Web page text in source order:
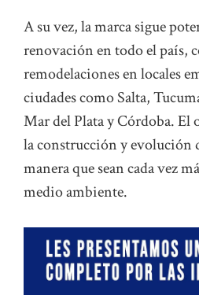
A su vez, la marca sigue
renovación en todo el país,
remodelaciones en locales
ciudades como Salta,
Mar del Plata y Córdoba. El
la construcción y evolución
manera que sean cada vez
medio ambiente.